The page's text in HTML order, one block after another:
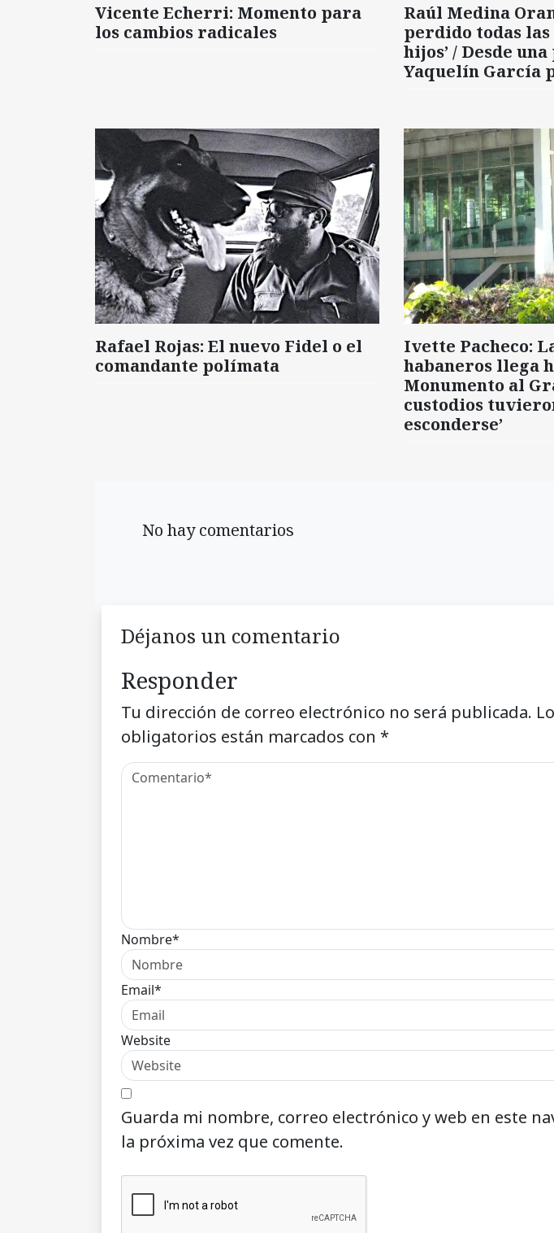
Vicente Echerri: Momento para
los cambios radicales
Raúl Medina
perdido todas las
hijos’ / Desde
Yaquelín García
Rafael Rojas: El nuevo Fidel o el
comandante polímata
Ivette Pacheco:
habaneros llega
Monumento al
custodios
esconderse’
No hay comentarios
Déjanos un comentario
Responder
Tu dirección de correo electrónico no será publicada.
obligatorios están marcados con *
Nombre*
Email*
Website
Guarda mi nombre, correo electrónico y web en este
la próxima vez que comente.